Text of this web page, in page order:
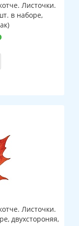
Листочки.
в наборе,
Листочки.
двухстороняя,